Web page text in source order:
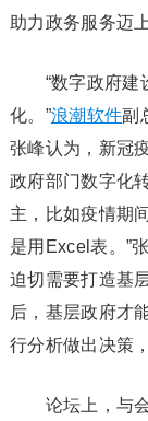
助力政务服务迈
“数字政府建设
化。”浪潮软件副
张峰认为，新冠
政府部门数字化
主，比如疫情期
是用Excel表。”
迫切需要打造基
后，基层政府才
行分析做出决策
论坛上，与会